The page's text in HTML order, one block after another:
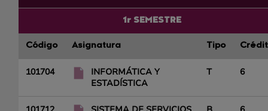
1r SEMESTRE
Código Asignatura Tipo
101704
INFORMÁTICA Y
ESTADÍSTICA
T 6